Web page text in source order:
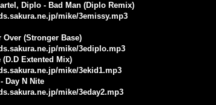
Diplo - Bad Man (Diplo Remix)
mike/3emissy.mp3
Over (Stronger Base)
mike/3ediplo.mp3
Extented Mix)
mike/3ekid1.mp3
Day N Nite
mike/3eday2.mp3